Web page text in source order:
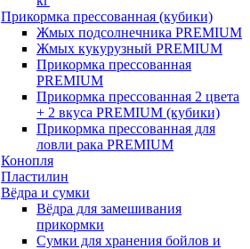
Прикормка прессованная (кубики)
Жмых подсолнечника PREMIUM
Жмых кукурузный PREMIUM
Прикормка прессованная
PREMIUM
Прикормка прессованная 2 цвета
+ 2 вкуса PREMIUM (кубики)
Прикормка прессованная для
ловли рака PREMIUM
Конопля
Пластилин
Вёдра и сумки
Вёдра для замешивания
прикормки
Сумки для хранения бойлов и